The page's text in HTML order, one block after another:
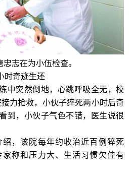
志在为小伍检查。
时奇迹生还
中突然倒地，心跳呼吸全无，校
力抢救，小伙子猝死两小时后奇
到，小伙子气色不错，医生说很
，该院每年约收治近百例猝死
称和压力大、生活习惯欠佳有